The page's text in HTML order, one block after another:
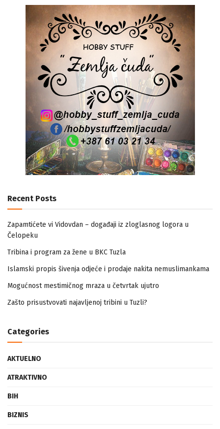
Recent Posts
Zapamtićete vi Vidovdan – događaji iz zloglasnog logora u
Čelopeku
Tribina i program za žene u BKC Tuzla
Islamski propis šivenja odjeće i prodaje nakita nemuslimankama
Mogućnost mestimičnog mraza u četvrtak ujutro
Zašto prisustvovati najavljenoj tribini u Tuzli?
Categories
AKTUELNO
ATRAKTIVNO
BIH
BIZNIS